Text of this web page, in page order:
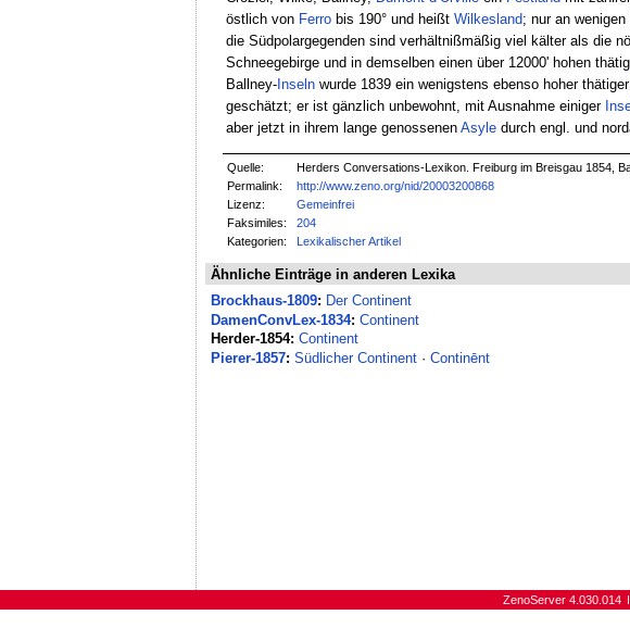
östlich von Ferrobis 190° und heißt Wilkesland; nur an
die Südpolargegenden sind verhältnißmäßig viel kälter als die
Schneegebirge und in demselben einen über 12000' hohen
Ballney-Inselnwurde 1839 ein wenigstens ebenso hoher thätiger
geschätzt; er ist gänzlich unbewohnt, mit Ausnahme einiger
aber jetzt in ihrem lange genossenen Asyledurch engl. und
Quelle:
Herders Conversations-Lexikon. Freiburg im Breisgau 1854,
Permalink:
http://www.zeno.org/nid/20003200868
Lizenz:
Gemeinfrei
Faksimiles:
204
Kategorien:
Lexikalischer Artikel
Ähnliche Einträge in anderen Lexika
Brockhaus-1809: Der Continent
DamenConvLex-1834: Continent
Herder-1854: Continent
Pierer-1857: Südlicher Continent ·Continēnt
ZenoServer 4.030.014